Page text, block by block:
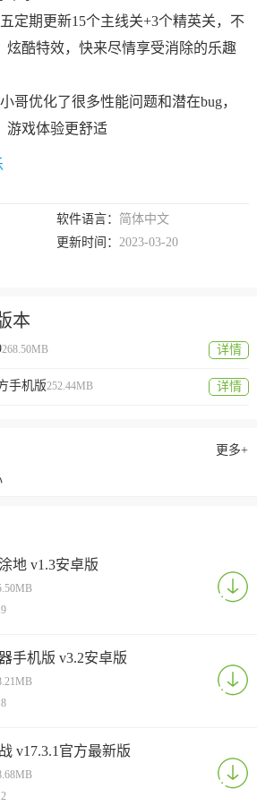
定期更新15个主线关+3个精英关，不
炫酷特效，快来尽情享受消除的乐趣
哥优化了很多性能问题和潜在bug，
游戏体验更舒适
软件语言： 简体中文
更新时间： 2023-03-20
本
268.50MB 详情
手机版252.44MB 详情
更多+
地 v1.3安卓版
手机版 v3.2安卓版
v17.3.1官方最新版